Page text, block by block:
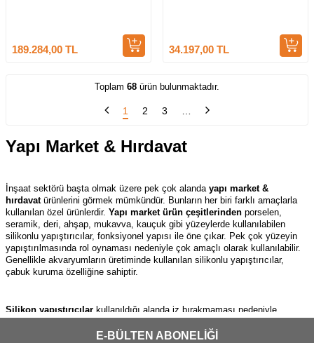
189.284,00 TL 34.197,00 TL
Toplam 68 ürün bulunmaktadır.
1 2 3
Yapı Market & Hırdavat
İnşaat sektörü başta olmak üzere pek çok alanda yapı market &
hırdavat ürünlerini görmek mümkündür. Bunların her biri farklı amaçlarla
kullanılan özel ürünlerdir. Yapı market ürün çeşitlerinden porselen,
seramik, deri, ahşap, mukavva, kauçuk gibi yüzeylerde kullanılabilen
silikonlu yapıştırıcılar, fonksiyonel yapısı ile öne çıkar. Pek çok yüzeyin
yapıştırılmasında rol oynaması nedeniyle çok amaçlı olarak kullanılabilir.
Genellikle akvaryumların üretiminde kullanılan silikonlu yapıştırıcılar,
çabuk kuruma özelliğine sahiptir.
Silikon yapıştırıcılar kullanıldığı alanda iz bırakmaması nedeniyle
olması görünümünü azaltmak için ekstra bir avantaj sağlar. Diğer yandan
E-BÜLTEN ABONELİĞİ